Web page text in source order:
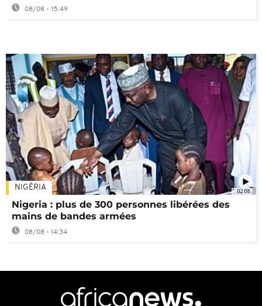
08/08 - 15:49
02:08
NIGÉRIA
Nigeria : plus de 300 personnes libérées des
mains de bandes armées
08/08 - 14:34